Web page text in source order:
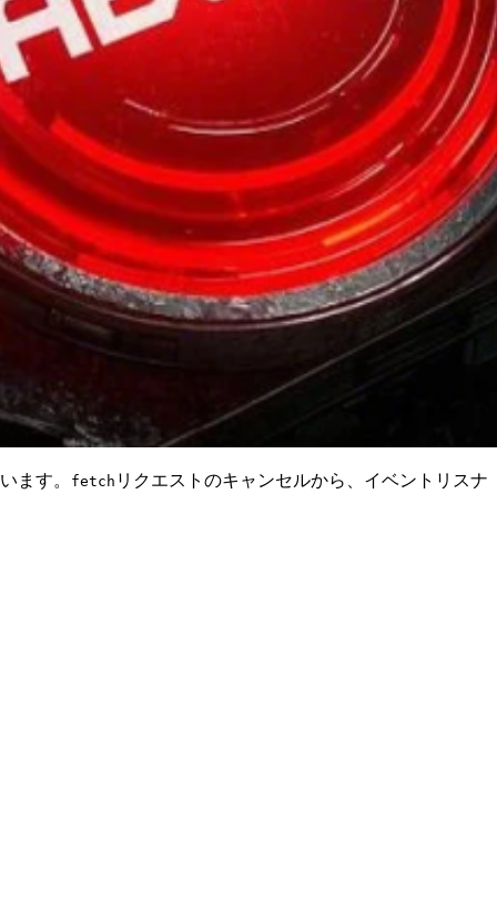
ます。 fetch リクエストのキャンセルから、イベントリスナ